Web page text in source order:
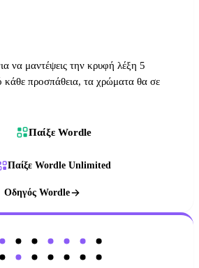
να μαντέψεις την κρυφή λέξη 5
προσπάθεια, τα χρώματα θα σε
Παίξε Wordle
Παίξε Wordle Unlimited
Οδηγός Wordle